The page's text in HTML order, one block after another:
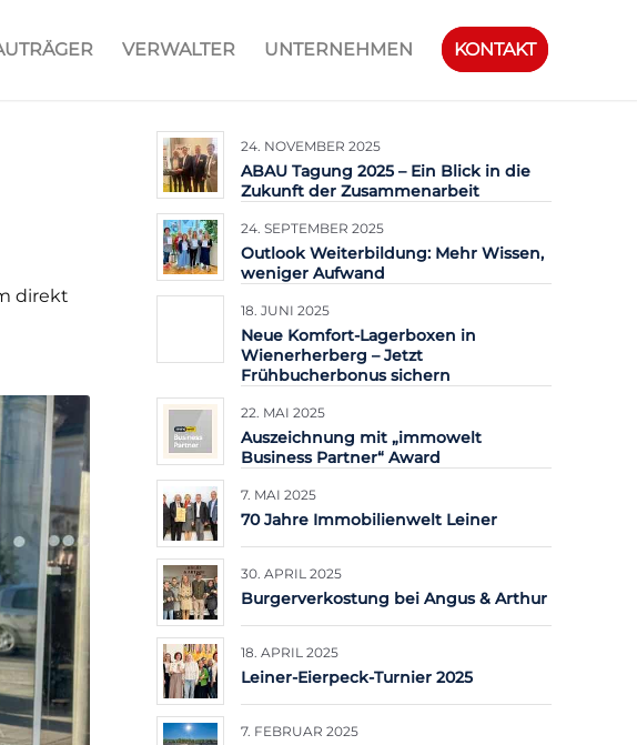
VERWALTER UNTERNEHMEN KONTAKT
direkt
24. NOVEMBER 2025
ABAU Tagung 2025 – Ein Blick in die
Zukunft der Zusammenarbeit
24. SEPTEMBER 2025
Outlook Weiterbildung: Mehr Wissen,
weniger Aufwand
18. JUNI 2025
Neue Komfort-Lagerboxen in
Wienerherberg – Jetzt
Frühbucherbonus sichern
22. MAI 2025
Auszeichnung mit „immowelt
Business Partner“ Award
7. MAI 2025
70 Jahre Immobilienwelt Leiner
30. APRIL 2025
Burgerverkostung bei Angus & Arthur
18. APRIL 2025
Leiner-Eierpeck-Turnier 2025
7. FEBRUAR 2025